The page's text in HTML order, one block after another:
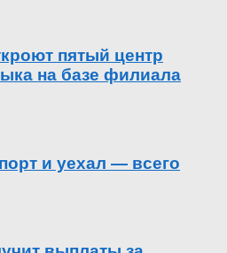
пятый центр
на базе филиала
и уехал — всего